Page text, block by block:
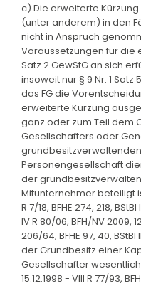
c) Die erweiterte Kürzung
(unter anderem) in den
nicht in Anspruch
Voraussetzungen für die
Satz 2 GewStG an sich
insoweit nur § 9 Nr. 1 Satz
das FG die
erweiterte Kürzung
ganz oder zum Teil dem
Gesellschafters oder
Personengesellschaft
der
Mitunternehmer beteiligt
R 7/18, BFHE 274, 218,
IV R 80/06, BFH/NV 2009,
206/64, BFHE 97, 40, BStBl
der Grundbesitz einer
Gesellschafter wesentlich
15.12.1998 - VIII R 77/93,